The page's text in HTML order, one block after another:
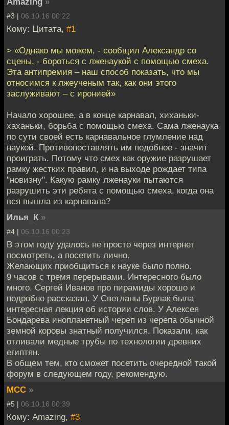
#3 | 06.10.16 00:22
Кому: Цитата, #1
> «Однако мы можем, - сообщил Александр со
сцены, - бороться с лженаукой с помощью смеха.
Эта антипремия – наш способ показать, что мы
относимся к лжеученым так, как они этого
заслуживают – с иронией»
Начало хорошее, а в конце карнавал, хиханьки-
хаханьки, борьба с помощью смеха. Сама лженаука
по сути своей есть карнавальное глумление над
наукой. Противопоставлять им подобное - значит
проиграть. Потому что смех как оружие разрушает
рамку жестких правил, и на выходе рождает типа
"новизну". Какую рамку лженауки пытаются
разрушить эти ребята с помощью смеха, когда она
вся вышла из карнавала?
Илья_К »
#4 | 06.10.16 00:23
В этом году удалось не просто через интернет
посмотреть, а посетить лично.
Желающих приобщиться к науке было полно.
9 часов с тремя перерывами. Интересного было
много. Сергей Иванов про пирамиды хорошо и
подробно рассказал. У Светланы Бурлак была
интересная лекция об истории слов. У Алексея
Бондарева инопланетный череп из черепа обычной
земной коровы знатный получился. Показали, как
отливали медные трубы по технологии древних
египтян.
В общем тем, кто сможет посетить очередной такой
форум в следующем году, рекомендую.
MCC »
#5 | 06.10.16 00:39
Кому: Amazing, #3